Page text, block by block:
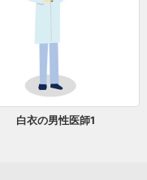
白衣の男性医師1